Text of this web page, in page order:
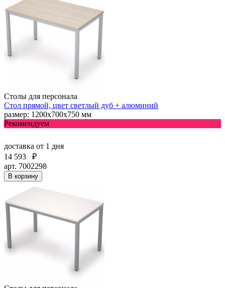
Столы для персонала
Стол прямой, цвет светлый дуб + алюминий
размер: 1200х700х750 мм
Рекомендуем
доставка от 1 дня
14 593
₽
арт. 7002298
В корзину